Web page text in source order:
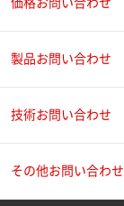
価格お問い合わせ
製品お問い合わせ
技術お問い合わせ
その他お問い合わせ